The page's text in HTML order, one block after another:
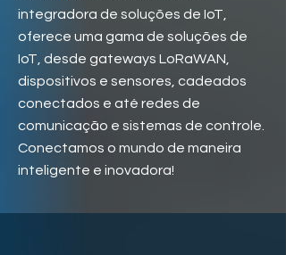
integradora de soluções de IoT,
oferece uma gama de soluções de
IoT, desde gateways LoRaWAN,
dispositivos e sensores, cadeados
conectados e até redes de
comunicação e sistemas de controle.
Conectamos o mundo de maneira
inteligente e inovadora!